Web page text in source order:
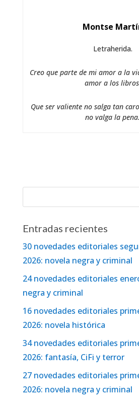
Montse
Letraherida.
Creo que parte de mi amor a la
amor a los
Que ser valiente no salga tan
no valga la pena.
Entradas recientes
30 novedades editoriales
2026: novela negra y criminal
24 novedades editoriales
negra y criminal
16 novedades editoriales
2026: novela histórica
34 novedades editoriales
2026: fantasía, CiFi y terror
27 novedades editoriales
2026: novela negra y criminal